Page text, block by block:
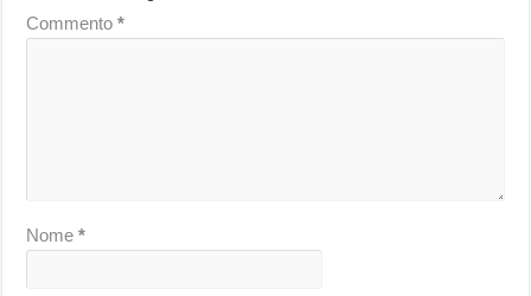
Commento*
Nome*